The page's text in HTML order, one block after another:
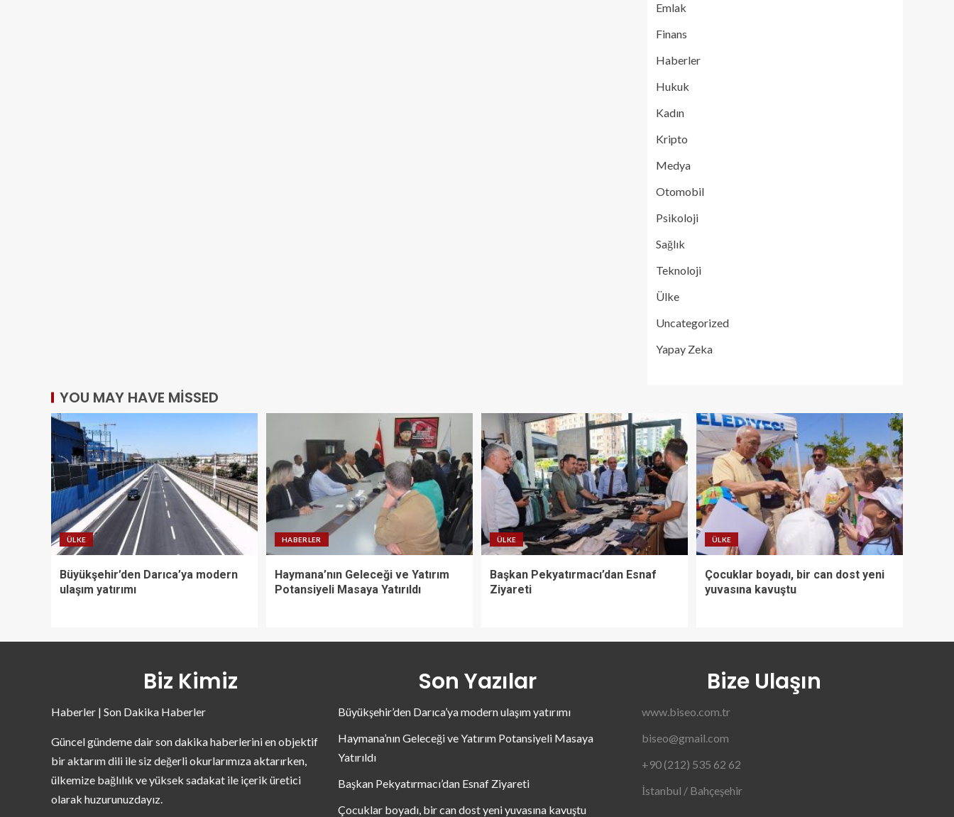
Emlak
Finans
Haberler
Hukuk
Kadın
Kripto
Medya
Otomobil
Psikoloji
Sağlık
Teknoloji
Ülke
Uncategorized
Yapay Zeka
YOU MAY HAVE MISSED
ÜLKE
Büyükşehir’den Darıca’ya modern
ulaşım yatırımı
HABERLER
Haymana’nın Geleceği ve Yatırım
Potansiyeli Masaya Yatırıldı
ÜLKE
Başkan Pekyatırmacı’dan Esnaf
Ziyareti
ÜLKE
Çocuklar boyadı, bir can dost yeni
yuvasına kavuştu
Biz Kimiz
Haberler | Son Dakika Haberler
Güncel gündeme dair son dakika haberlerini en objektif
bir aktarım dili ile siz değerli okurlarımıza aktarırken,
ülkemize bağlılık ve yüksek sadakat ile içerik üretici
olarak huzurunuzdayız.
Son Yazılar
Büyükşehir’den Darıca’ya modern ulaşım yatırımı
Haymana’nın Geleceği ve Yatırım Potansiyeli Masaya
Yatırıldı
Başkan Pekyatırmacı’dan Esnaf Ziyareti
Çocuklar boyadı, bir can dost yeni yuvasına kavuştu
Bize Ulaşın
www.biseo.com.tr
biseo@gmail.com
+90 (212) 535 62 62
İstanbul / Bahçeşehir